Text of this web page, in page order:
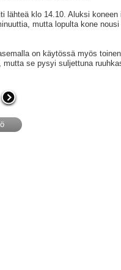
lähteä klo 14.10. Aluksi koneen
mutta lopulta kone
on käytössä myös toinen
mutta se pysyi suljettuna